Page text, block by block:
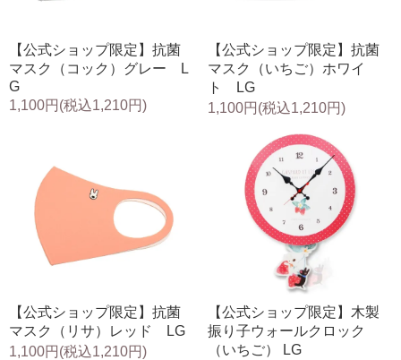
【公式ショップ限定】抗菌
マスク（コック）グレー L
G
1,100円(税込1,210円)
【公式ショップ限定】抗菌
マスク（いちご）ホワイ
ト LG
1,100円(税込1,210円)
【公式ショップ限定】抗菌
マスク（リサ）レッド LG
1,100円(税込1,210円)
【公式ショップ限定】木製
振り子ウォールクロック
（いちご） LG